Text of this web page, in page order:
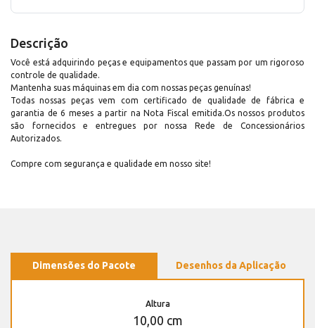
Descrição
Você está adquirindo peças e equipamentos que passam por um rigoroso
controle de qualidade.
Mantenha suas máquinas em dia com nossas peças genuínas!
Todas nossas peças vem com certificado de qualidade de fábrica e
garantia de 6 meses a partir na Nota Fiscal emitida.Os nossos produtos
são fornecidos e entregues por nossa Rede de Concessionários
Autorizados.
Compre com segurança e qualidade em nosso site!
Dimensões do Pacote Desenhos da Aplicação
Altura
10,00 cm